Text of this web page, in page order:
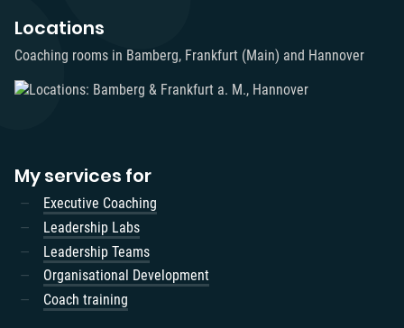
Locations
Coaching rooms in Bamberg, Frankfurt (Main) and Hannover
My services for
Executive Coaching
Leadership Labs
Leadership Teams
Organisational Development
Coach training